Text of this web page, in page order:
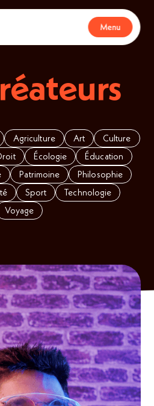
Menu
Agriculture Art
Culture
Écologie
Éducation
Patrimoine
Philosophie
Sport
Technologie
Voyage